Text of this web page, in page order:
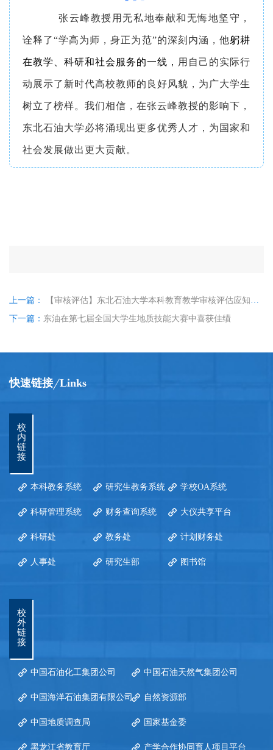
张云峰教授用无私地奉献和无悔地坚守，
诠释了“学高为师，身正为范”的深刻内涵，他躬耕
在教学、科研和社会服务的一线， 用自己的实际行
动展示了新时代高校教师的良好风貌，为广大学生
树立了榜样。我们相信，在张云峰教授的影响下，
东北石油大学必将涌现出更多优秀人才，为国家和
社会发展做出更大贡献。
上一篇：
【审核评估】东北石油大学本科教育教学审核评估应知应会手册
下一篇： 东油在第七届全国大学生地质技能大赛中喜获佳绩
快速链接 Links
校
内
链
接
本科教务系统 研究生教务系统 学校OA系统
科研管理系统 财务查询系统 大仪共享平台
科研处 教务处 计划财务处
人事处 研究生部 图书馆
校
外
链
接
中国石油化工集团公司 中国石油天然气集团公司
中国海洋石油集团有限公司 自然资源部
中国地质调查局 国家基金委
黑龙江省教育厅 产学合作协同育人项目平台